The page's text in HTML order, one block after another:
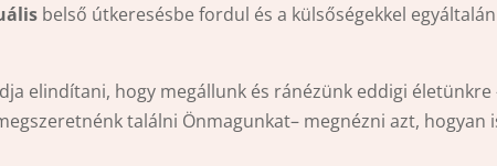
belső útkeresésbe fordul és a külsőségekkel egyáltalán
elindítani, hogy megállunk és ránézünk eddigi életünkre
találni Önmagunkat– megnézni azt, hogyan